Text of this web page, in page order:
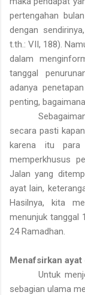
pertengahan
dengan
t.th.: VII, 188).
dalam
tanggal
adanya
penting,
secara pasti
karena itu para
memperkhusus
Jalan yang
ayat lain,
Hasilnya, kita
menunjuk tanggal
24 Ramadhan.
Menafsirkan ayat
Untuk
sebagian ulama